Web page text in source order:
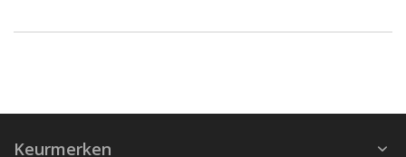
Keurmerken